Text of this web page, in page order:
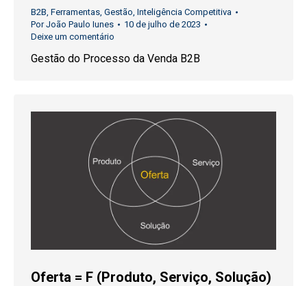
B2B, Ferramentas, Gestão, Inteligência Competitiva
PorJoão Paulo Iunes
10 de julho de 2023
Deixe um comentário
Gestão do Processo da Venda B2B
Oferta = F (Produto, Serviço, Solução)